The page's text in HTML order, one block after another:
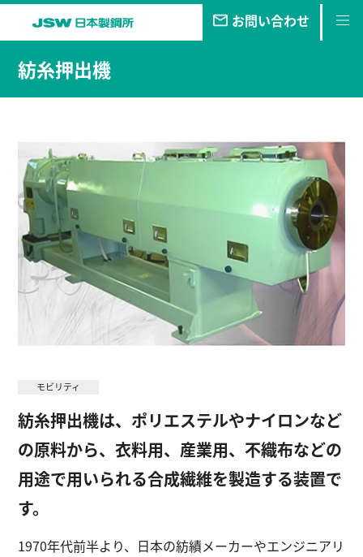
お問い合わせ
私たちの目指す未来
事業・製品
企業情報
サステナビリティ
株主・ 投資家情報
採用情報
English お問い合わせ
紡糸押出機
モビリティ
紡糸押出機は、ポリエステルやナイロンなど
の原料から、衣料用、産業用、不織布などの
用途で用いられる合成繊維を製造する装置で
す。
1970年代前半より、日本の紡績メーカーやエンジニアリ